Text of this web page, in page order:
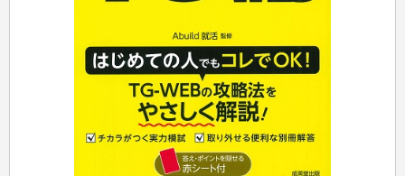
建築・土木
電気・危険物
スキル・キャリアアップ
消防設備士